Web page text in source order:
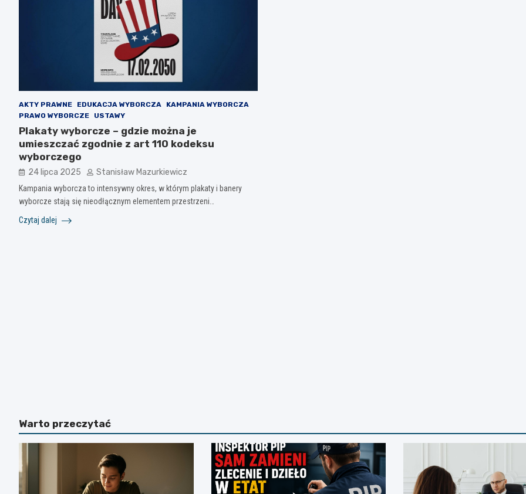
AKTY PRAWNE EDUKACJA WYBORCZA
KAMPANIA WYBORCZA
PRAWO WYBORCZE
USTAWY
Plakaty wyborcze – gdzie można je
umieszczać zgodnie z art 110 kodeksu
wyborczego
24 lipca 2025 Stanisław Mazurkiewicz
Kampania wyborcza to intensywny okres, w którym plakaty i banery
wyborcze stają się nieodłącznym elementem przestrzeni…
Czytaj dalej
Warto przeczytać